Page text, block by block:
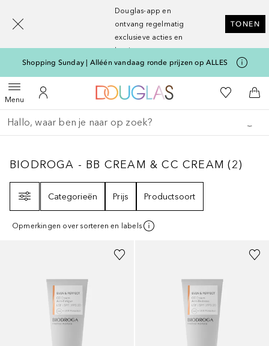
Douglas-app en
ontvang regelmatig
exclusieve acties en
kortingen
TONEN
Shopping Sunday | Alléén vandaag ronde prijzen op ALLES
MenuOpen menuNaar Mijn Account
Naar Douglas Home
Naar Mijn
Ga terug
Zoekopdracht uitvoeren
BIODROGA - BB CREAM & CC CREAM2
BIODROGA - BB CREAM & CC CREAM (2)
Categorieën
Prijs Productsoort
Opmerkingen over sorteren en labels
[navigation.slideout.screenreader]